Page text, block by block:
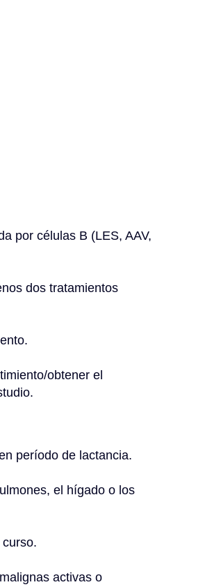
por células B (LES, AAV,
dos tratamientos
obtener el
período de lactancia.
el hígado o los
activas o